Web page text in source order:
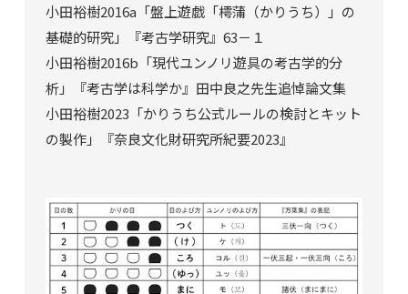
小田裕樹2016a「盤上遊戯「樗蒲（かりうち）」の
基礎的研究」『考古学研究』63－１
小田裕樹2016b「現代ユンノリ遊具の考古学的分
析」『考古学は科学か』田中良之先生追悼論文集
小田裕樹2023「かりうち公式ルールの検討とキット
の製作」『奈良文化財研究所紀要2023』